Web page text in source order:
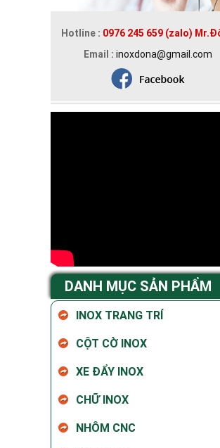
Hotline : 0976 245 659 (zalo)
Email :inoxdona@gmail.com
DANH MỤC SẢN PHẨM
INOX TRANG TRÍ
CỘT CỜ INOX
XE ĐẨY INOX
CHỮ INOX
NHÔM CNC